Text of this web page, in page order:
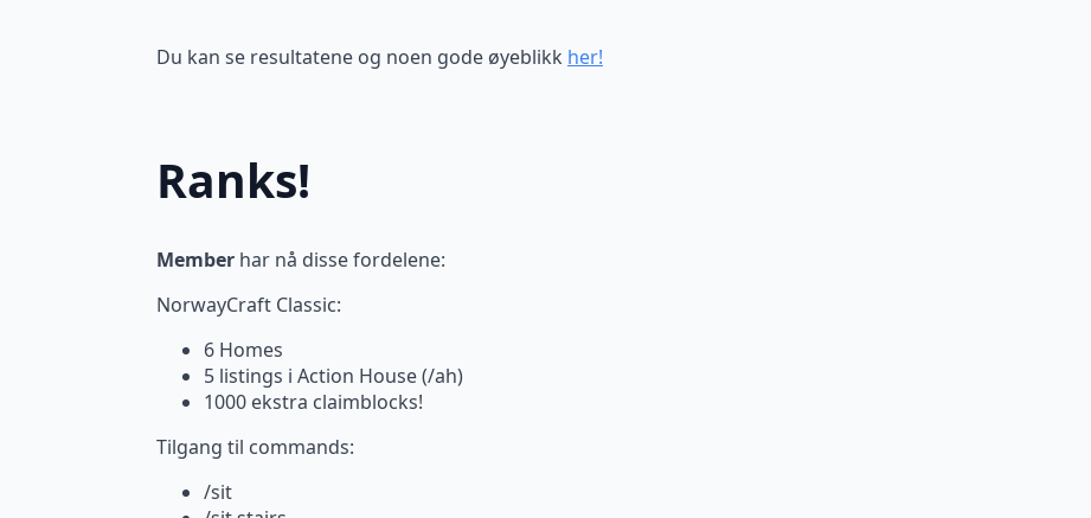
Du kan se resultatene og noen gode øyeblikk her!
Ranks!
Member har nå disse fordelene:
NorwayCraft Classic:
6 Homes
5 listings i Action House (/ah)
1000 ekstra claimblocks!
Tilgang til commands:
/sit